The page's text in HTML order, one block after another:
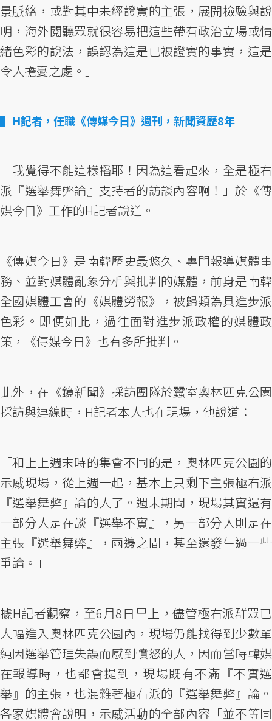
景脈絡，或對其中未經證實的主張，展開檢驗與說
明，海外閱聽眾就很容易把這些帶有政治立場或情
緒色彩的說法，誤認為這是已被證實的事實，這是
令人擔憂之處。」
H記者，任職《傳媒今日》週刊，新聞資歷8年
「我覺得不能這樣播耶！因為這看起來，全是極右
派『選舉舞弊論』支持者的訪談內容啊！」於《傳
媒今日》工作的H記者說道。
《傳媒今日》是南韓歷史最悠久、專門報導媒體事
務、並對媒體亂象分析與批判的媒體，前身是南韓
全國媒體工會的《媒體勞報》，被歸類為具進步派
色彩。即便如此，過往面對進步派政權的媒體政
策，《傳媒今日》也有多所批判。
此外，在《鏡新聞》採訪團隊於蠶室奧林匹克公園
採訪與連線時，H記者本人也在現場，他說道：
「和上上週末時的集會不同的是，奧林匹克公園的
示威現場，從上週一起，基本上只剩下主張極右派
『選舉舞弊』論的人了。週末期間，現場其實還有
一部分人是在談『選舉不實』，另一部分人則是在
主張『選舉舞弊』，兩邊之間，甚至還發生過一些
爭論。」
據H記者觀察，至6月8日早上，儘管極右派群眾已
大幅進入奧林匹克公園內，現場仍能找得到少數單
純因選舉管理失誤而感到憤怒的人，因而當時韓媒
在報導時，也都會提到，現場既有不滿『不實選
舉』的主張，也混雜著極右派的『選舉舞弊』論。
各家媒體會說明，示威活動的全部內容「並不等同